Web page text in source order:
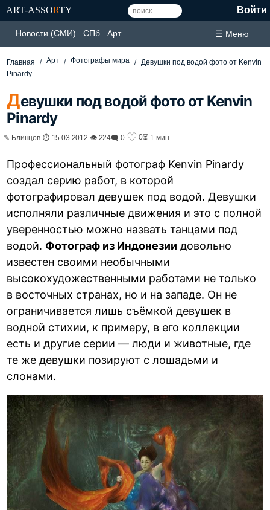
ART-ASSORTY Войти
Новости (СМИ) СПб Арт ☰ Меню
Главная Арт Фотографы мира
Девушки под водой фото от Kenvin
Pinardy
Девушки под водой фото от Kenvin
Pinardy
✎ Блинцов ⏱ 15.03.2012 👁 224🗨 0 ♡ 0⏳ 1 мин
Профессиональный фотограф Kenvin Pinardy
создал серию работ, в которой
фотографировал девушек под водой. Девушки
исполняли различные движения и это с полной
уверенностью можно назвать танцами под
водой. Фотограф из Индонезии довольно
известен своими необычными
высокохудожественными работами не только
в восточных странах, но и на западе. Он не
ограничивается лишь съёмкой девушек в
водной стихии, к примеру, в его коллекции
есть и другие серии — люди и животные, где
те же девушки позируют с лошадьми и
слонами.